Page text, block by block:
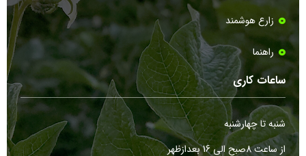
زارع هوشمند
راهنما
ساعات کاری
شنبه تا چهارشنبه
از ساعت 8صبح الی 16 بعدازظهر